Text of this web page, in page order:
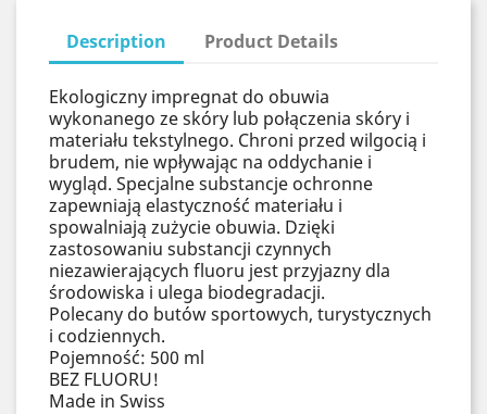
Description Product Details
Ekologiczny impregnat do obuwia
wykonanego ze skóry lub połączenia skóry i
materiału tekstylnego. Chroni przed wilgocią i
brudem, nie wpływając na oddychanie i
wygląd. Specjalne substancje ochronne
zapewniają elastyczność materiału i
spowalniają zużycie obuwia. Dzięki
zastosowaniu substancji czynnych
niezawierających fluoru jest przyjazny dla
środowiska i ulega biodegradacji.
Polecany do butów sportowych, turystycznych
i codziennych.
Pojemność: 500 ml
BEZ FLUORU!
Made in Swiss